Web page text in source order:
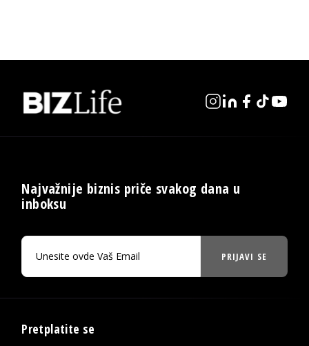
Najvažnije biznis priče svakog dana u
inboksu
PRIJAVI SE
Pretplatite se